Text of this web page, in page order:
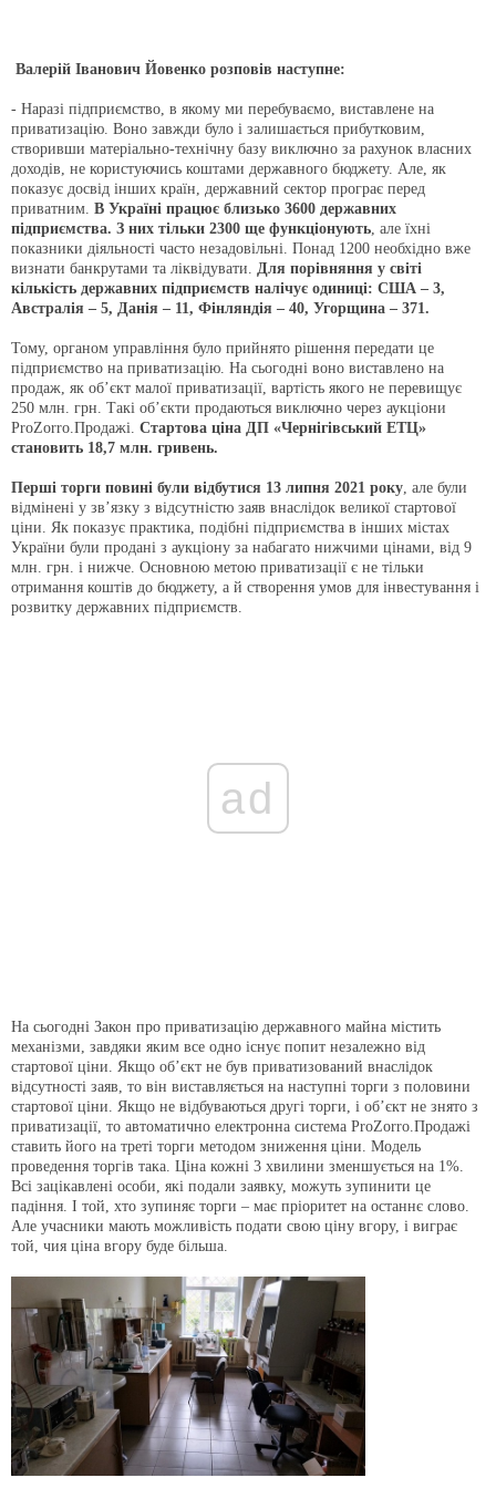
Валерій Іванович Йовенко розповів наступне:
- Наразі підприємство, в якому ми перебуваємо, виставлене на
приватизацію. Воно завжди було і залишається прибутковим,
створивши матеріально-технічну базу виключно за рахунок власних
доходів, не користуючись коштами державного бюджету. Але, як
показує досвід інших країн, державний сектор програє перед
приватним. В Україні працює близько 3600 державних
підприємства. З них тільки 2300 ще функціонують, але їхні
показники діяльності часто незадовільні. Понад 1200 необхідно вже
визнати банкрутами та ліквідувати. Для порівняння у світі
кількість державних підприємств налічує одиниці: США – 3,
Австралія – 5, Данія – 11, Фінляндія – 40, Угорщина – 371.
Тому, органом управління було прийнято рішення передати це
підприємство на приватизацію. На сьогодні воно виставлено на
продаж, як об’єкт малої приватизації, вартість якого не перевищує
250 млн. грн. Такі об’єкти продаються виключно через аукціони
ProZorro.Продажі. Стартова ціна ДП «Чернігівський ЕТЦ»
становить 18,7 млн. гривень.
Перші торги повині були відбутися 13 липня 2021 року, але були
відмінені у зв’язку з відсутністю заяв внаслідок великої стартової
ціни. Як показує практика, подібні підприємства в інших містах
України були продані з аукціону за набагато нижчими цінами, від 9
млн. грн. і нижче. Основною метою приватизації є не тільки
отримання коштів до бюджету, а й створення умов для інвестування і
розвитку державних підприємств.
ad
На сьогодні Закон про приватизацію державного майна містить
механізми, завдяки яким все одно існує попит незалежно від
стартової ціни. Якщо об’єкт не був приватизований внаслідок
відсутності заяв, то він виставляється на наступні торги з половини
стартової ціни. Якщо не відбуваються другі торги, і об’єкт не знято з
приватизації, то автоматично електронна система ProZorro.Продажі
ставить його на треті торги методом зниження ціни. Модель
проведення торгів така. Ціна кожні 3 хвилини зменшується на 1%.
Всі зацікавлені особи, які подали заявку, можуть зупинити це
падіння. І той, хто зупиняє торги – має пріоритет на останнє слово.
Але учасники мають можливість подати свою ціну вгору, і виграє
той, чия ціна вгору буде більша.